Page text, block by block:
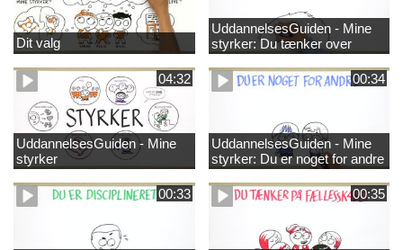
Dit valg
UddannelsesGuiden - Mine
styrker: Du tænker over
tingene
04:32
UddannelsesGuiden - Mine
styrker
00:34
UddannelsesGuiden - Mine
styrker: Du er noget for andre
00:33 00:35